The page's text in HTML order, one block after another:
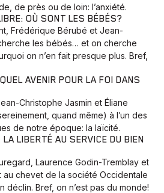
de près ou de loin: l’anxiété.
OÙ SONT LES BÉBÉS?
Frédérique Bérubé et Jean-
les bébés… et on cherche
on n’en fait presque plus. Bref,
AVENIR POUR LA FOI DANS
Christophe Jasmin et Éliane
quand même) à l’un des
de notre époque: la laïcité.
LIBERTÉ AU SERVICE DU BIEN
Laurence Godin-Tremblay et
au chevet de la société Occidentale
déclin. Bref, on n’est pas du monde!